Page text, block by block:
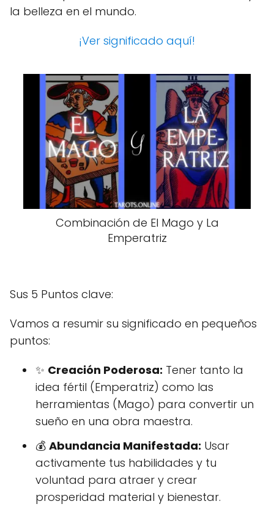
la belleza en el mundo.
¡Ver significado aquí!
Combinación de El Mago y La
Emperatriz
Sus 5 Puntos clave:
Vamos a resumir su significado en pequeños
puntos:
✨ Creación Poderosa: Tener tanto la
idea fértil (Emperatriz) como las
herramientas (Mago) para convertir un
sueño en una obra maestra.
💰 Abundancia Manifestada: Usar
activamente tus habilidades y tu
voluntad para atraer y crear
prosperidad material y bienestar.